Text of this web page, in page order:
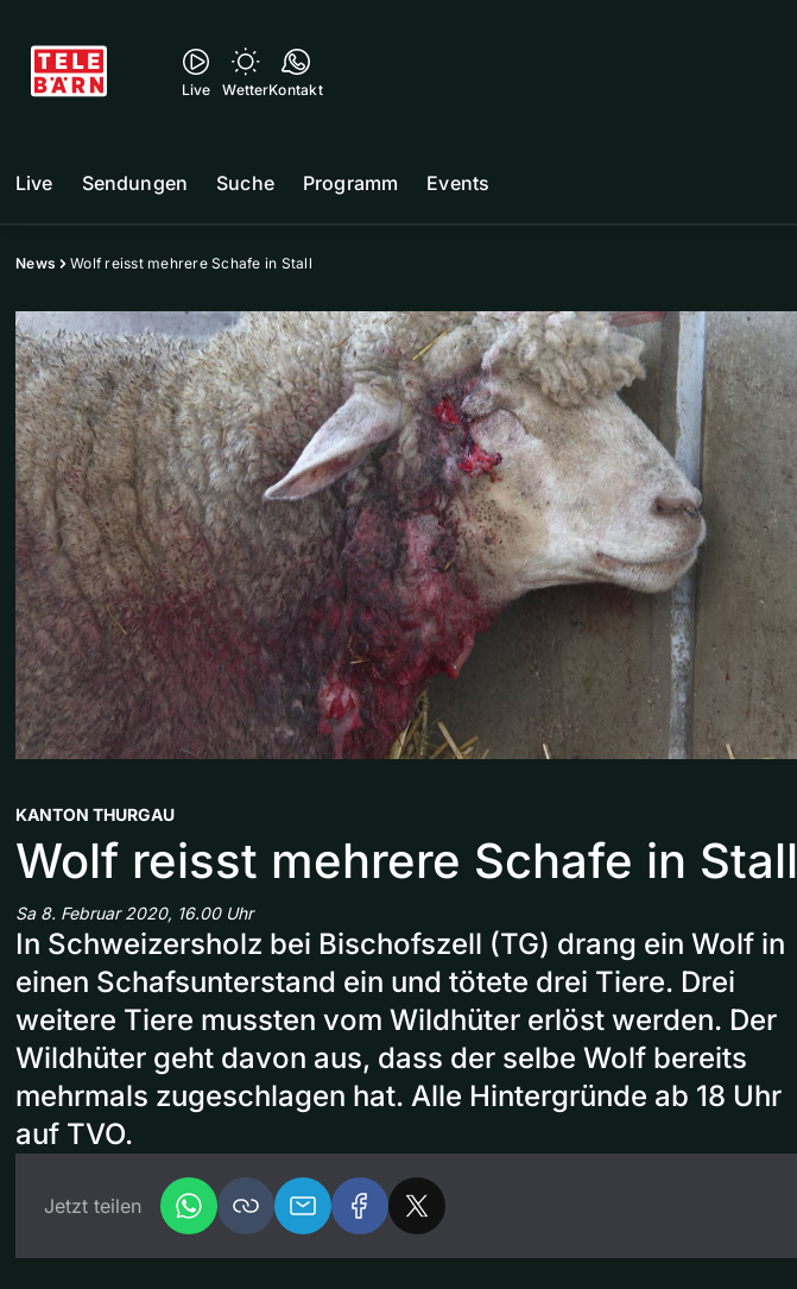
Live WetterKontakt
Live Sendungen Suche Programm Events
News Wolf reisst mehrere Schafe in Stall
KANTON THURGAU
Wolf reisst mehrere Schafe in Stall
Sa 8. Februar 2020, 16.00 Uhr
In Schweizersholz bei Bischofszell (TG) drang ein Wolf in
einen Schafsunterstand ein und tötete drei Tiere. Drei
weitere Tiere mussten vom Wildhüter erlöst werden. Der
Wildhüter geht davon aus, dass der selbe Wolf bereits
mehrmals zugeschlagen hat. Alle Hintergründe ab 18 Uhr
auf TVO.
Jetzt teilen